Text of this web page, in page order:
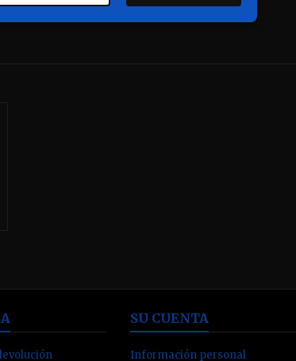
SU CUENTA
Información personal